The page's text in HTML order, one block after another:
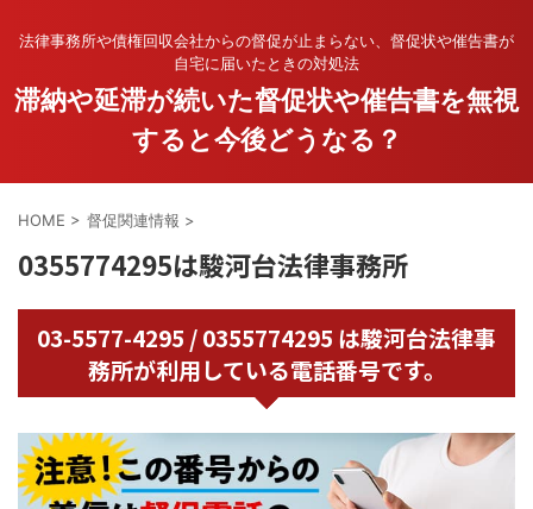
法律事務所や債権回収会社からの督促が止まらない、督促状や催告書が
自宅に届いたときの対処法
滞納や延滞が続いた督促状や催告書を無視
すると今後どうなる？
HOME > 督促関連情報 >
0355774295は駿河台法律事務所
03-5577-4295 / 0355774295 は駿河台法律事
務所が利用している電話番号です。